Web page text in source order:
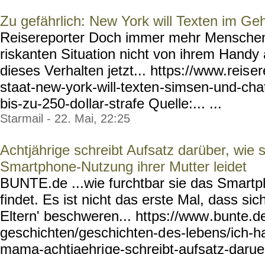
Zu gefährlich: New York will Texten im
Reisereporter Doch immer mehr
riskanten Situation nicht von ihrem
dieses Verhalten jetzt... https://www.reis
staat-new-york-will-texten-simsen-und-
bis-zu-250-dollar-strafe Quelle:... ...
Starmail - 22. Mai, 22:25
Achtjährige schreibt Aufsatz darüber, wie
Smartphone-Nutzung ihrer Mutter leidet
BUNTE.de ...wie furchtbar sie das
findet. Es ist nicht das erste Mal, dass
Eltern' beschweren... https://www
geschichten/geschichten-des-lebens/ich-
mama-achtjaehrige-schreibt-aufsatz-